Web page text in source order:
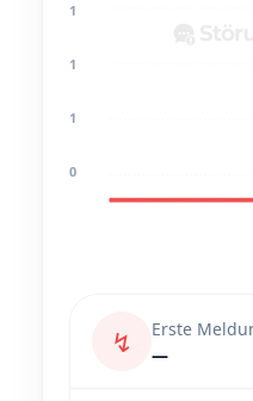
1
1
1
0
↯
Erste
—